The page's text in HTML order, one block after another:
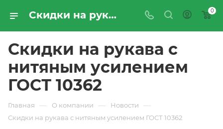
Скидки на рукава с нитяным усилением ГОСТ 10362 | Новости компании «ПРОМРЕСУРССЕРВИС» 0
Скидки на рукава с
нитяным усилением
ГОСТ 10362
Главная — О компании — Новости —
Скидки на рукава с нитяным усилением ГОСТ 10362